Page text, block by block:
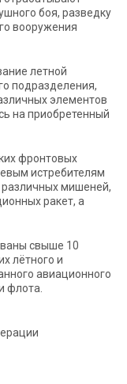
боя, разведку
вооружения
летной
подразделения,
элементов
на приобретенный
фронтовых
истребителям
мишеней,
ракет, а
свыше 10
лётного и
авиационного
флота.